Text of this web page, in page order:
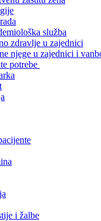
služba
zdravlje u zajednici
njege u zajednici i
potrebe
i žalbe